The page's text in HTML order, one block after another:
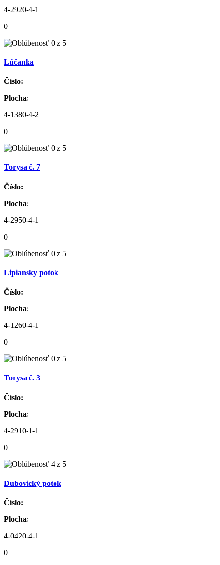
4-2920-4-1
0
Lúčanka
Číslo:
Plocha:
4-1380-4-2
0
Torysa č. 7
Číslo:
Plocha:
4-2950-4-1
0
Lipiansky potok
Číslo:
Plocha:
4-1260-4-1
0
Torysa č. 3
Číslo:
Plocha:
4-2910-1-1
0
Dubovický potok
Číslo:
Plocha:
4-0420-4-1
0